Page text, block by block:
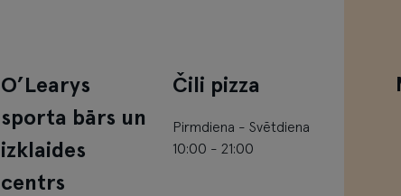
O’Learys
sporta bārs un
izklaides
centrs
Čili pizza
Pirmdiena - Svētdiena
10:00 - 21:00